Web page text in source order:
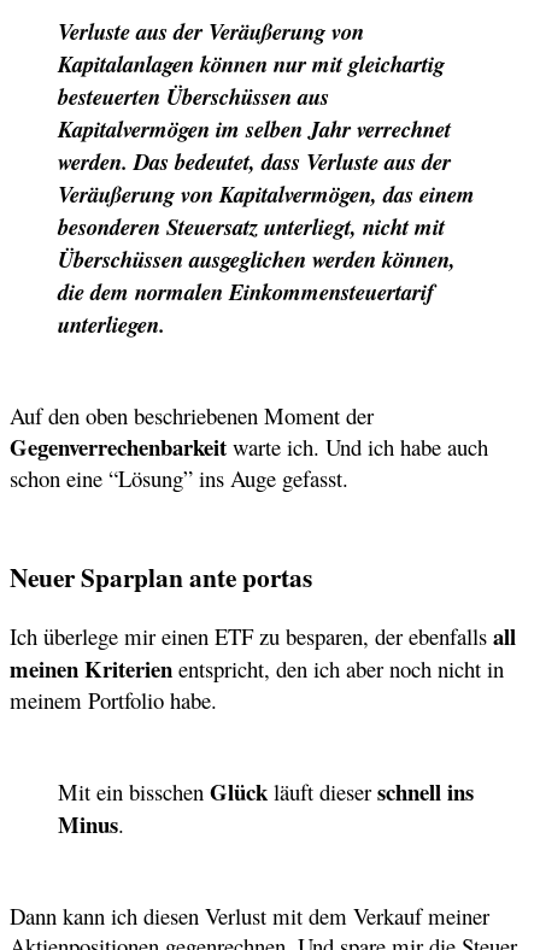
Verluste aus der Veräußerung von
Kapitalanlagen können nur mit gleichartig
besteuerten Überschüssen aus
Kapitalvermögen im selben Jahr verrechnet
werden. Das bedeutet, dass Verluste aus der
Veräußerung von Kapitalvermögen, das einem
besonderen Steuersatz unterliegt, nicht mit
Überschüssen ausgeglichen werden können,
die dem normalen Einkommensteuertarif
unterliegen.
Auf den oben beschriebenen Moment der
Gegenverrechenbarkeit warte ich. Und ich habe auch
schon eine “Lösung” ins Auge gefasst.
Neuer Sparplan ante portas
Ich überlege mir einen ETF zu besparen, der ebenfalls all
meinen Kriterien entspricht, den ich aber noch nicht in
meinem Portfolio habe.
Mit ein bisschen Glück läuft dieser schnell ins
Minus.
Dann kann ich diesen Verlust mit dem Verkauf meiner